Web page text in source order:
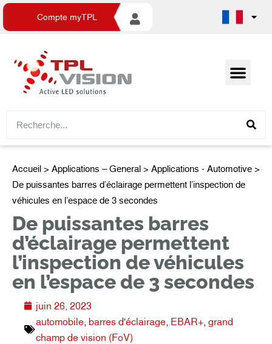
Compte myTPL
Accueil > Applications – General > Applications - Automotive >
De puissantes barres d’éclairage permettent l’inspection de
véhicules en l’espace de 3 secondes
De puissantes barres
d’éclairage permettent
l’inspection de véhicules
en l’espace de 3 secondes
juin 26, 2023
automobile barres d'éclairage EBAR+ grand
champ de vision (FoV)